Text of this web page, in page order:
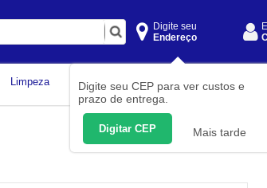
Digite seu
Endereço
Digite seu CEP para ver custos e
prazo de entrega.
Digitar CEP Mais tarde
Limpeza Construção Civil
Medição